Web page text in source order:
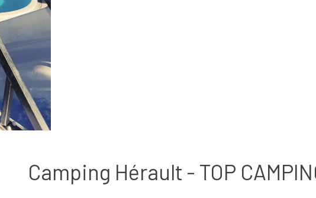
Camping Hérault - TOP